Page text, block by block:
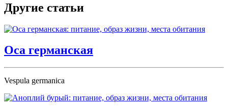
Другие статьи
Оса германская
Vespula germanica